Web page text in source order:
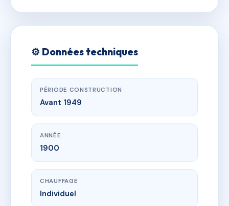
⚙️ Données techniques
PÉRIODE CONSTRUCTION
Avant 1949
ANNÉE
1900
CHAUFFAGE
Individuel